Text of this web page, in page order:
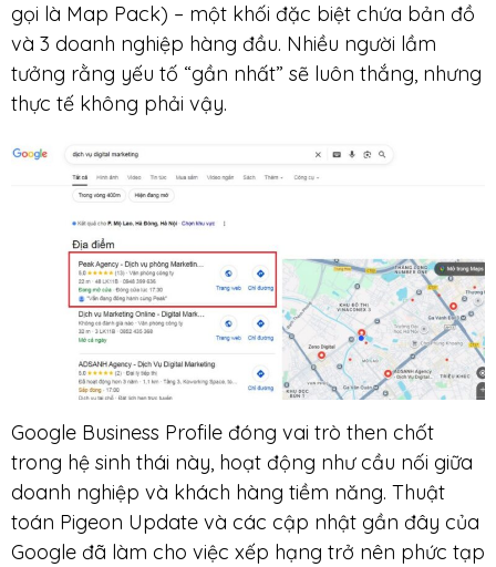
gọi là Map Pack) – một khối đặc biệt chứa bản đồ
và 3 doanh nghiệp hàng đầu. Nhiều người lầm
tưởng rằng yếu tố “gần nhất” sẽ luôn thắng, nhưng
thực tế không phải vậy.
Google Business Profile đóng vai trò then chốt
trong hệ sinh thái này, hoạt động như cầu nối giữa
doanh nghiệp và khách hàng tiềm năng. Thuật
toán Pigeon Update và các cập nhật gần đây của
Google đã làm cho việc xếp hạng trở nên phức tạp